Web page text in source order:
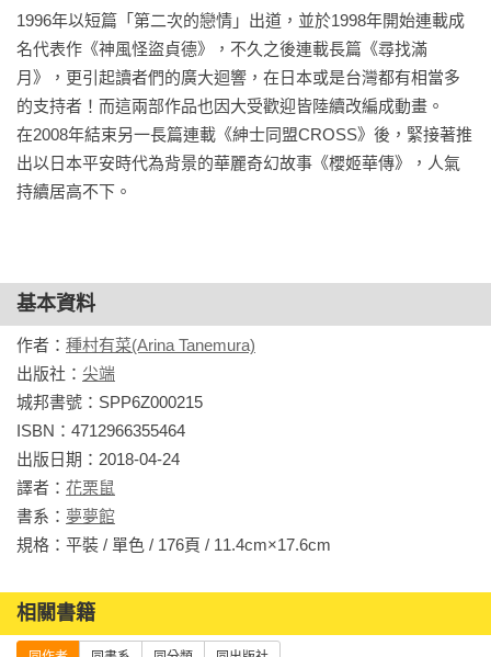
1996年以短篇「第二次的戀情」出道，並於1998年開始連載成
名代表作《神風怪盜貞德》，不久之後連載長篇《尋找滿
月》，更引起讀者們的廣大迴響，在日本或是台灣都有相當多
的支持者！而這兩部作品也因大受歡迎皆陸續改編成動畫。
在2008年結束另一長篇連載《紳士同盟CROSS》後，緊接著推
出以日本平安時代為背景的華麗奇幻故事《櫻姬華傳》，人氣
持續居高不下。
基本資料
作者： 種村有菜(Arina Tanemura)
出版社： 尖端
城邦書號：SPP6Z000215
ISBN：4712966355464
出版日期：2018-04-24
譯者： 花栗鼠
書系： 夢夢館
規格：平裝 / 單色 / 176頁 / 11.4cm×17.6cm
相關書籍